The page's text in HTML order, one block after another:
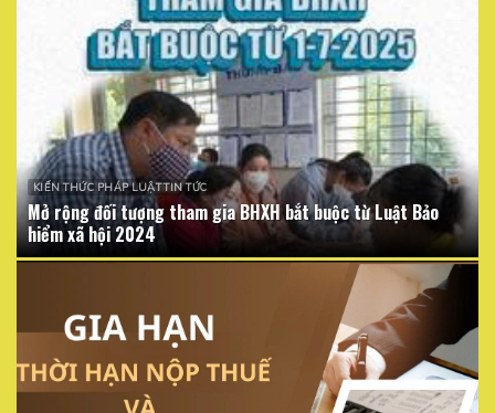
KIẾN THỨC PHÁP LUẬT TIN TỨC
Mở rộng đối tượng tham gia BHXH bắt buộc từ Luật Bảo
hiểm xã hội 2024